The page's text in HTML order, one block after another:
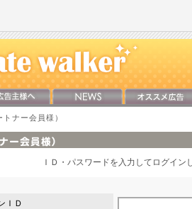
ナー会員様）
ＩＤ・パスワードを入力してログイン
ＩＤ